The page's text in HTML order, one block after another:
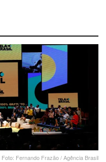
Fernando Frazão / Agência Brasil